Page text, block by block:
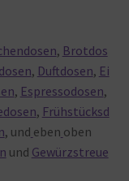
, Brotdos
, Duftdosen, Ei
, Espressodosen,
, Frühstücksd
, und eben oben
und Gewürzstreue